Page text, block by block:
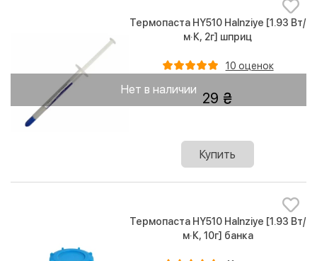
Нет в наличии
Термопаста HY510 Halnziye [1.93 Вт/
м·К, 2г] шприц
10 оценок
29
Купить
Термопаста HY510 Halnziye [1.93 Вт/
м·К, 10г] банка